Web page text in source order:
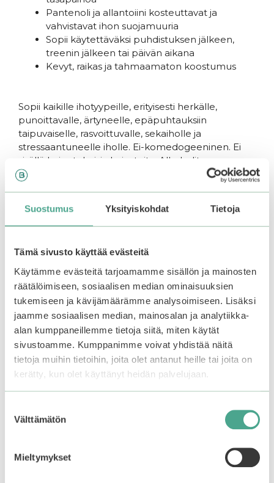
Suostumus Yksityiskohdat Tietoja
Tämä sivusto käyttää evästeitä
Käytämme evästeitä tarjoamamme sisällön ja mainosten
räätälöimiseen, sosiaalisen median ominaisuuksien
tukemiseen ja kävijämäärämme analysoimiseen. Lisäksi
jaamme sosiaalisen median, mainosalan ja analytiikka-
alan kumppaneillemme tietoja siitä, miten käytät
sivustoamme. Kumppanimme voivat yhdistää näitä
tietoja muihin tietoihin, joita olet antanut heille tai joita on
kerätty, kun olet käyttänyt heidän palvelujaan.
valinta
Välttämätön
Mieltymykset
Pantenoli ja allantoiini kosteuttavat ja
vahvistavat ihon suojamuuria
Sopii käytettäväksi puhdistuksen jälkeen,
treenin jälkeen tai päivän aikana
Kevyt, raikas ja tahmaamaton koostumus
Sopii kaikille ihotyypeille, erityisesti herkälle,
punoittavalle, ärtyneelle, epäpuhtauksiin
taipuvaiselle, rasvoittuvalle, sekaiholle ja
stressaantuneelle iholle. Ei-komedogeeninen. Ei
sisällä keinotekoisia hajusteita. Alkoholiton.
Käyttö
Suihkuta kasvoille puhdistuksen jälkeen
kasvoveden tapaan tai päivän aikana aina, kun iho
myös treenin jälkeen, matkalla tai meikin päällä.
Anna imeytyä tai taputtele kevyesti ihoon. Jatka
seerumilla ja kasvovoiteella.
Saatat myös pitää...